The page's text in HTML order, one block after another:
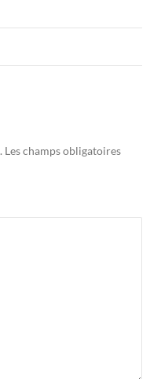
Les champs obligatoires